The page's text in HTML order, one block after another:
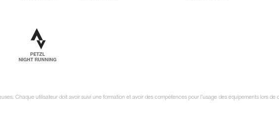
Chaque utilisateur doit avoir suivi une formation et avoir des compétences pour l’usage des équipements lors